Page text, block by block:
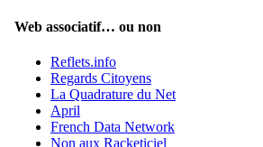
Web associatif… ou non
Reflets.info
Regards Citoyens
La Quadrature du Net
April
French Data Network
Non aux Racketiciel